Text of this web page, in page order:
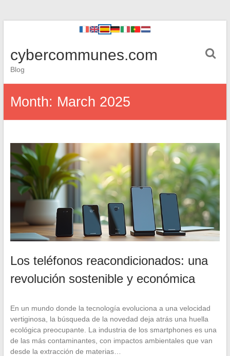
cybercommunes.com
Blog
Month: March 2025
Los teléfonos reacondicionados: una
revolución sostenible y económica
En un mundo donde la tecnología evoluciona a una velocidad
vertiginosa, la búsqueda de la novedad deja atrás una huella
ecológica preocupante. La industria de los smartphones es una
de las más contaminantes, con impactos ambientales que van
desde la extracción de materias…